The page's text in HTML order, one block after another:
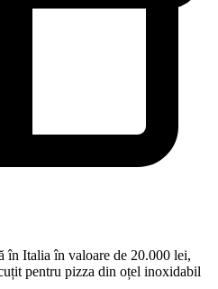
în Italia în valoare de 20.000 lei,
pentru pizza din oțel inoxidabil